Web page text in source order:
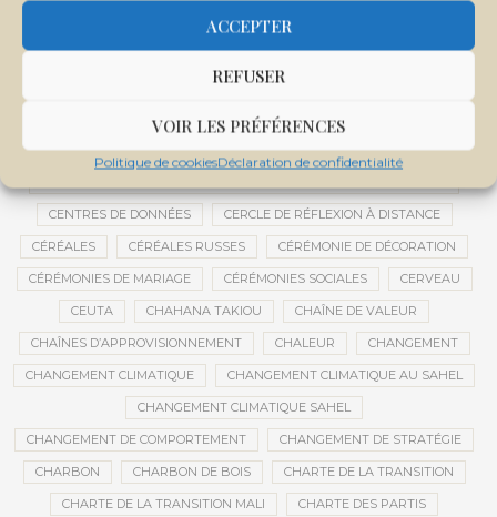
ACCEPTER
REFUSER
VOIR LES PRÉFÉRENCES
Politique de cookiesDéclaration de confidentialité
CENTRALE SOLAIRE DE SANANKOROBA
CENTRE D'INTELLIGENCE ARTIFICIELLE
CENTRE DE SANTÉ COMMUNAUTAIRE
CENTRE INTERNATIONAL DE CONFÉRENCES DE BAMAKO
CENTRE MALI
CENTRES DE DONNÉES CERCLE DE RÉFLEXION À DISTANCE
CÉRÉALES CÉRÉALES RUSSES CÉRÉMONIE DE DÉCORATION
CÉRÉMONIES DE MARIAGE CÉRÉMONIES SOCIALES CERVEAU
CEUTA CHAHANA TAKIOU CHAÎNE DE VALEUR
CHAÎNES D’APPROVISIONNEMENT CHALEUR CHANGEMENT
CHANGEMENT CLIMATIQUE CHANGEMENT CLIMATIQUE AU SAHEL
CHANGEMENT CLIMATIQUE SAHEL
CHANGEMENT DE COMPORTEMENT CHANGEMENT DE STRATÉGIE
CHARBON CHARBON DE BOIS CHARTE DE LA TRANSITION
CHARTE DE LA TRANSITION MALI CHARTE DES PARTIS